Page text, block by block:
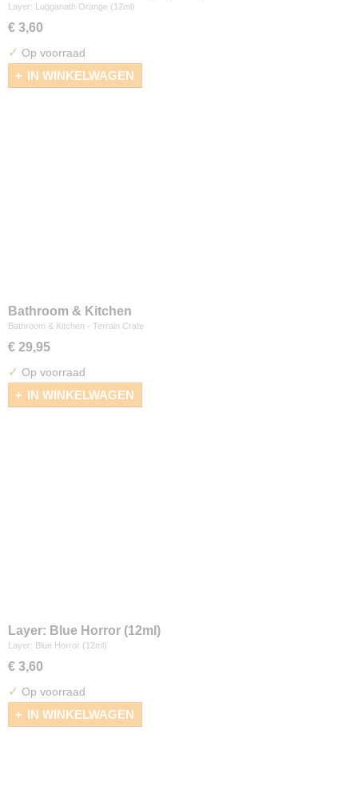
Layer: Lugganath Orange (12ml)
€ 3,60
✓ Op voorraad
IN WINKELWAGEN
Bathroom & Kitchen
Bathroom & Kitchen - Terrain Crate
€ 29,95
✓ Op voorraad
IN WINKELWAGEN
Layer: Blue Horror (12ml)
Layer: Blue Horror (12ml)
€ 3,60
✓ Op voorraad
IN WINKELWAGEN